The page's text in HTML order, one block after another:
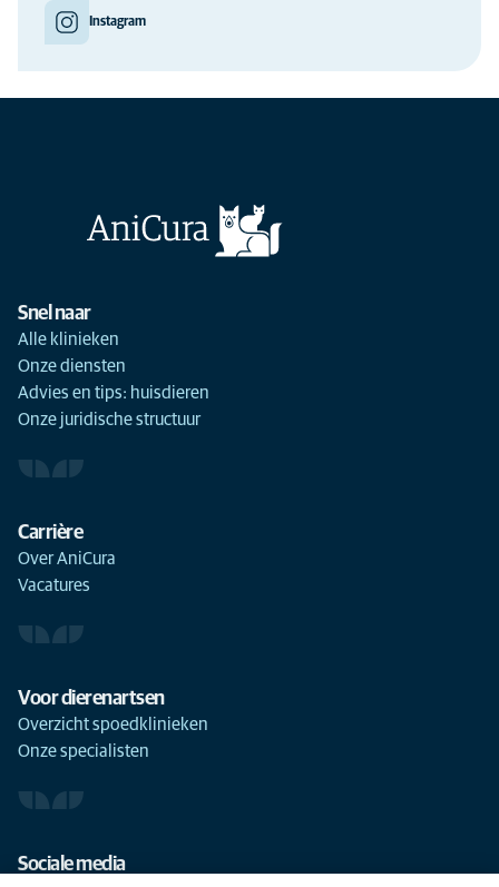
Instagram
Snel naar
Alle klinieken
Onze diensten
Advies en tips: huisdieren
Onze juridische structuur
Carrière
Over AniCura
Vacatures
Voor dierenartsen
Overzicht spoedklinieken
Onze specialisten
Sociale media